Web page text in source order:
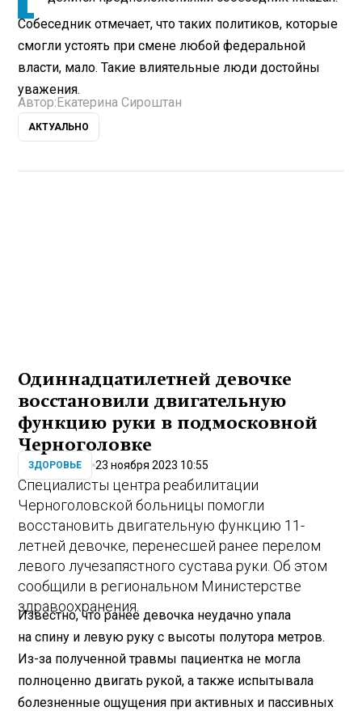
Собеседник отмечает, что таких политиков, которые
смогли устоять при смене любой федеральной
власти, мало. Такие влиятельные люди достойны
уважения.
Автор: Екатерина Сироштан
АКТУАЛЬНО
Одиннадцатилетней девочке
восстановили двигательную
функцию руки в подмосковной
Черноголовке
ЗДОРОВЬЕ 23 ноября 2023 10:55
Специалисты центра реабилитации
Черноголовской больницы помогли
восстановить двигательную функцию 11-
летней девочке, перенесшей ранее перелом
левого лучезапястного сустава руки. Об этом
сообщили в региональном Министерстве
здравоохранения.
Известно, что ранее девочка неудачно упала
на спину и левую руку с высоты полутора метров.
Из-за полученной травмы пациентка не могла
полноценно двигать рукой, а также испытывала
болезненные ощущения при активных и пассивных